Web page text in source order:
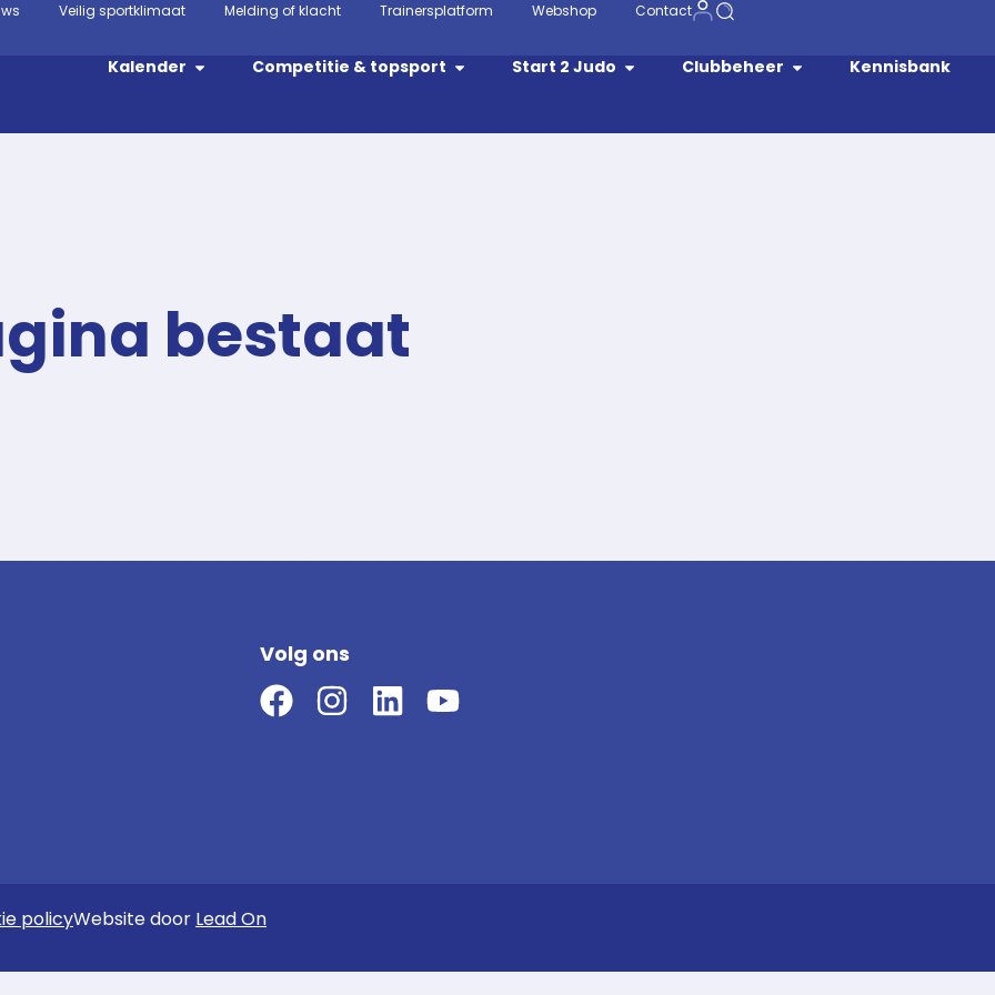
Veilig sportklimaat Melding of klacht Trainersplatform Webshop Contact
Kalender Competitie & topsport Start 2 Judo Clubbeheer Kennisbank
bestaat
Volg ons
policyWebsite door Lead On